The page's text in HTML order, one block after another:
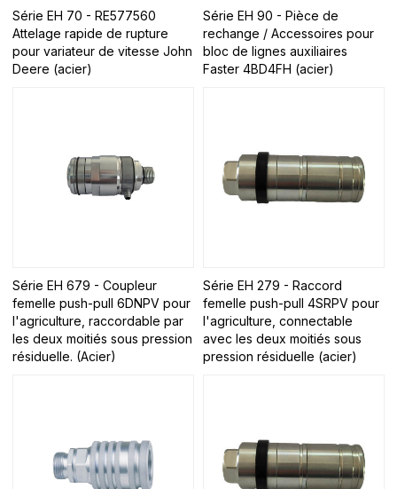
Série EH 70 - RE577560
Attelage rapide de rupture
pour variateur de vitesse John
Deere (acier)
Série EH 90 - Pièce de
rechange / Accessoires pour
bloc de lignes auxiliaires
Faster 4BD4FH (acier)
Série EH 679 - Coupleur
femelle push-pull 6DNPV pour
l'agriculture, raccordable par
les deux moitiés sous pression
résiduelle. (Acier)
Série EH 279 - Raccord
femelle push-pull 4SRPV pour
l'agriculture, connectable
avec les deux moitiés sous
pression résiduelle (acier)